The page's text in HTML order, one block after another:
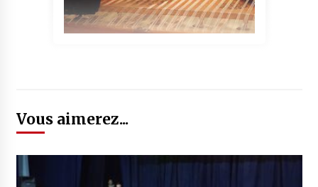
Vous aimerez...